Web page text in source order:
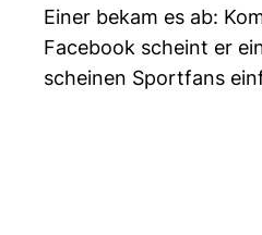
Einer bekam es ab:
Facebook scheint er
scheinen Sportfans